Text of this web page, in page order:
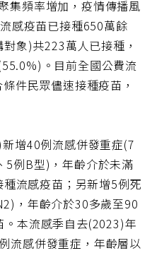
集頻率增加，疫情傳播風
感疫苗已接種650萬餘
象)共223萬人已接種，
。目前全國公費流
件民眾儘速接種疫苗，
增40例流感併發重症(7
5例B型)，年齡介於未滿
流感疫苗；另新增5例死
，年齡介於30多歲至90
。本流感季自去(2023)年
流感併發重症，年齡層以